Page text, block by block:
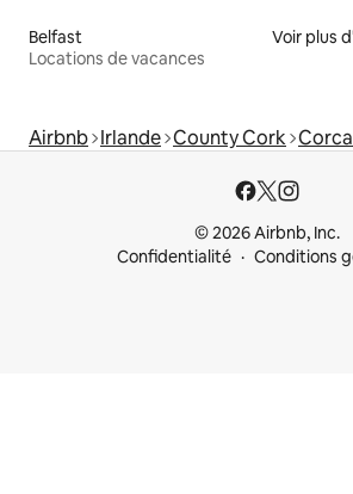
Belfast
Locations de vacances
Voir plus
Airbnb Irlande County Cork
© 2026 Airbnb, Inc.
Confidentialité
Conditions